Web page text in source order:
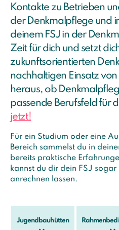
Kontakte zu Betrieben
der Denkmalpflege und
deinem FSJ in der
Zeit für dich und setzt
zukunftsorientierten
nachhaltigen Einsatz von
heraus, ob
passende Berufsfeld für
jetzt!
Für ein Studium oder eine
Bereich sammelst du in
bereits praktische
kannst du dir dein FSJ
anrechnen lassen.
Jugendbauhütten